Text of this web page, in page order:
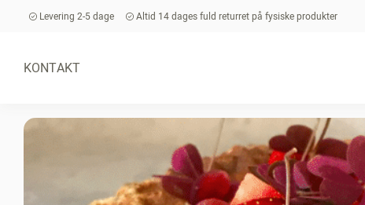
Levering 2-5 dage Altid 14 dages fuld returret på fysiske produkter
KONTAKT